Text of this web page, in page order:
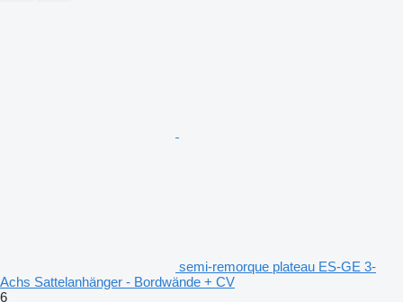
semi-remorque plateau ES-GE 3-
Achs Sattelanhänger - Bordwände + CV
6